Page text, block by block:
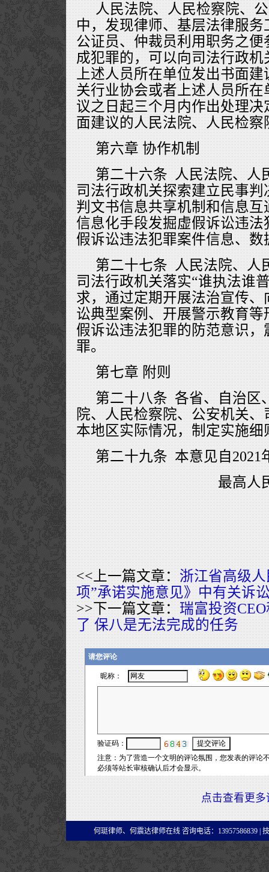
人民法院、人民检察院、
中，发现律师、基层法律服
公证员、仲裁员利用职务之
成犯罪的，可以向司法行政
上述人员所在单位发出书面
关行业协会或者上述人员所
议之日起三个月内作出处理
面建议的人民法院、人民检
第六章 协作机制
第二十六条 人民法院、人
司法行政机关探索建立民事
判文书信息共享机制和信息
信息化手段发掘虚假诉讼违
假诉讼违法犯罪案件信息、数
第二十七条 人民法院、人
司法行政机关落实“谁执法谁
求，通过定期开展法治宣传
讼典型案例、开展警示教育
假诉讼违法犯罪的防范意识
罪。
第七章 附则
第二十八条 各省、自治区
院、人民检察院、公安机关
本地区实际情况，制定实施细
第二十九条 本意见自2021
最高人
<<上一篇文章：浙江省高级
项”承诺实施意见》中有关诉
>>下一篇文章：瑞富投资
了 保八是无法完成的任务
点击查看更多
何珽律师、何震达律师在线 咨询电话：13957586839 |